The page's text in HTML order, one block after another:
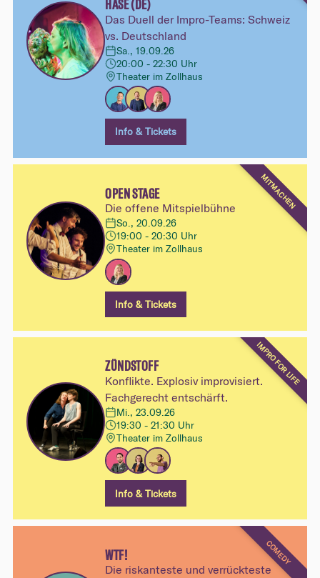
HASE (DE)
Das Duell der Impro-Teams: Schweiz
vs. Deutschland
Sa., 19.09.26
20:00 - 22:30 Uhr
Theater im Zollhaus
Info & Tickets
MITMACHEN
OPEN STAGE
Die offene Mitspielbühne
So., 20.09.26
19:00 - 20:30 Uhr
Theater im Zollhaus
Info & Tickets
IMPRO FOR LIFE
ZÜNDSTOFF
Konflikte. Explosiv improvisiert.
Fachgerecht entschärft.
Mi., 23.09.26
19:30 - 21:30 Uhr
Theater im Zollhaus
Info & Tickets
COMEDY
WTF!
Die riskanteste und verrückteste